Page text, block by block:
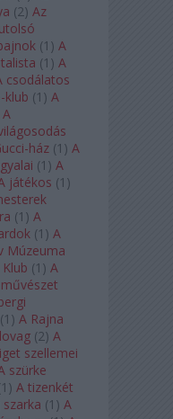
(2) Az
(1 ) A
(1 ) A
csodálatos
klub (1 ) A
A
ház (1 ) A
(1 ) A
játékos (1 )
(1 ) A
(1 ) A
Múzeuma
(1 ) A
(1 ) A Rajna
(2) A
szellemei
szürke
1 ) A tizenkét
(1 ) A